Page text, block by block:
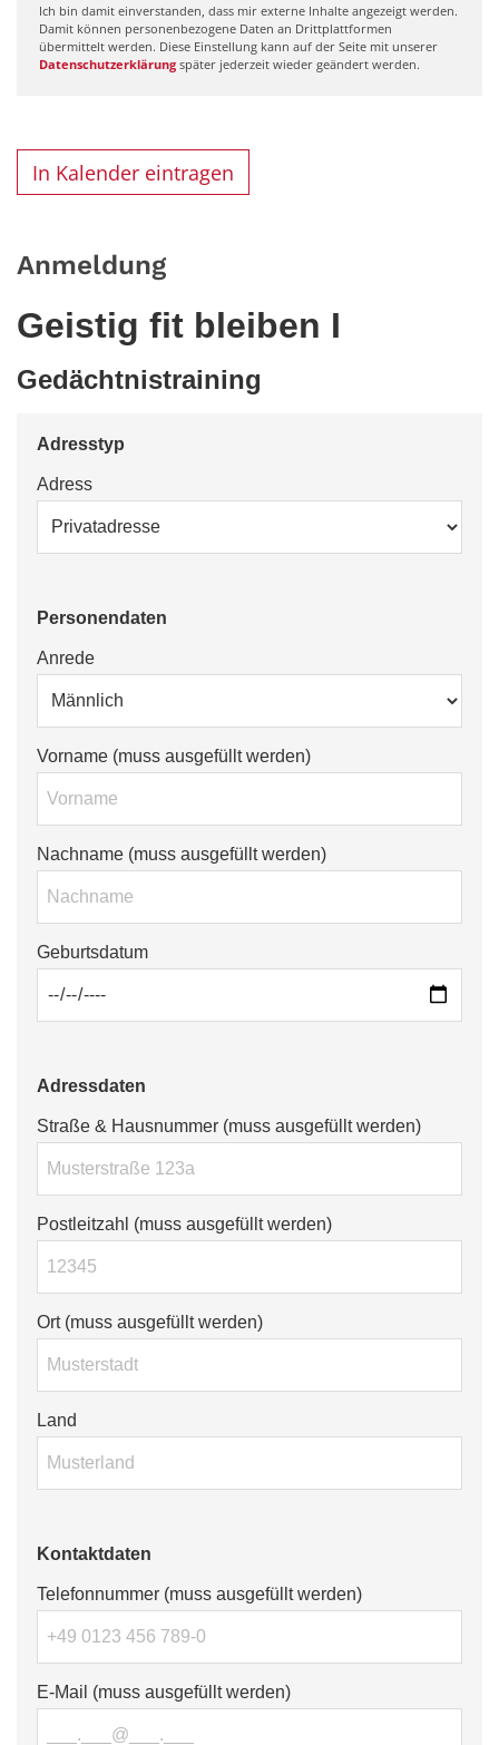
Ich bin damit einverstanden, dass mir externe Inhalte angezeigt werden.
Damit können personenbezogene Daten an Drittplattformen
übermittelt werden. Diese Einstellung kann auf der Seite mit unserer
Datenschutzerklärung später jederzeit wieder geändert werden.
In Kalender eintragen
Anmeldung